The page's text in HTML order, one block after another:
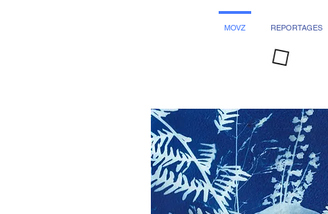
MOVZ REPORTAGES